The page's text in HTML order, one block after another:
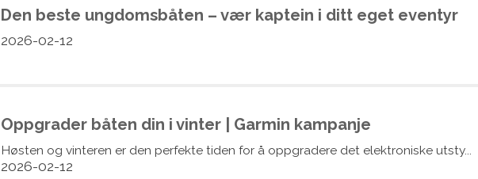
Den beste ungdomsbåten – vær kaptein i ditt eget eventyr
2026-02-12
Oppgrader båten din i vinter | Garmin kampanje
Høsten og vinteren er den perfekte tiden for å oppgradere det elektroniske utsty...
2026-02-12